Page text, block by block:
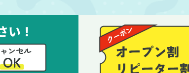
とうございまし
い！
ンセル
OK